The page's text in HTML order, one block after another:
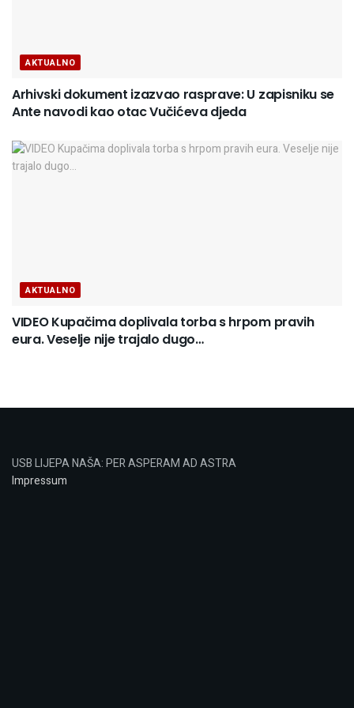
AKTUALNO
Arhivski dokument izazvao rasprave: U zapisniku se
Ante navodi kao otac Vučićeva djeda
AKTUALNO
VIDEO Kupačima doplivala torba s hrpom pravih
eura. Veselje nije trajalo dugo…
USB LIJEPA NAŠA: PER ASPERAM AD ASTRA
Impressum